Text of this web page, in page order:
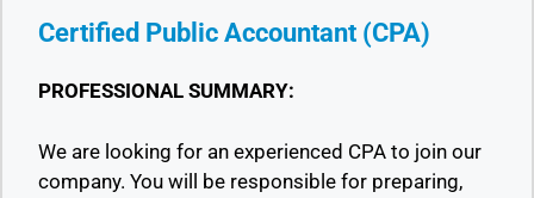
Certified Public Accountant (CPA)
PROFESSIONAL SUMMARY:
We are looking for an experienced CPA to join our
company. You will be responsible for preparing,